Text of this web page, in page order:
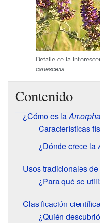
Detalle de la
canescens
Contenido
¿Cómo es la
Características
¿Dónde crece la
Usos tradicionales
¿Para qué se
Clasificación
¿Quién